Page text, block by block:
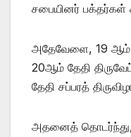
சபையினர்
அதேவேளை, 19 ஆம்
20ஆம் தேதி
தேதி சப்பரத்
அதனைத் தொடர்ந்து,